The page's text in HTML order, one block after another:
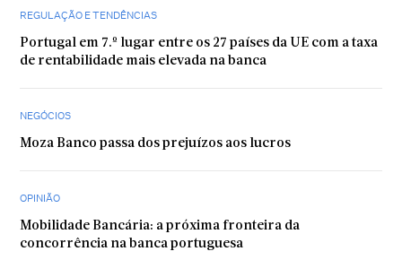
REGULAÇÃO E TENDÊNCIAS
Portugal em 7.º lugar entre os 27 países da UE com a taxa
de rentabilidade mais elevada na banca
NEGÓCIOS
Moza Banco passa dos prejuízos aos lucros
OPINIÃO
Mobilidade Bancária: a próxima fronteira da
concorrência na banca portuguesa